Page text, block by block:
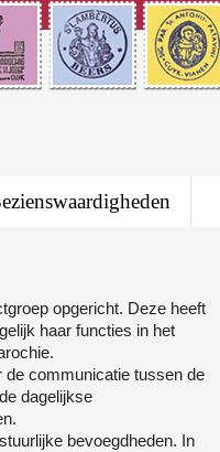
opgericht. Deze heeft
haar functies in het
de communicatie tussen de
dagelijkse
bevoegdheden. In